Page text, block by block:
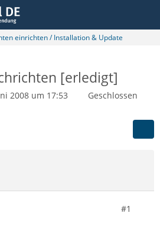
einrichten / Installation & Update
[erledigt]
2008 um 17:53
Geschlossen
#1